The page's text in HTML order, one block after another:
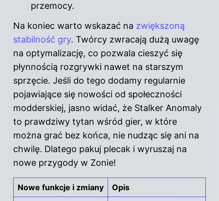
przemocy.
Na koniec warto wskazać na zwiększoną
stabilność gry. Twórcy zwracają dużą uwagę
na optymalizację, co pozwala cieszyć się
płynnością rozgrywki nawet na starszym
sprzęcie. Jeśli do tego dodamy regularnie
pojawiające się nowości od społeczności
modderskiej, jasno widać, że Stalker Anomaly
to prawdziwy tytan wśród gier, w które
można grać bez końca, nie nudząc się ani na
chwilę. Dlatego pakuj plecak i wyruszaj na
nowe przygody w Zonie!
Nowe funkcje i zmiany Opis